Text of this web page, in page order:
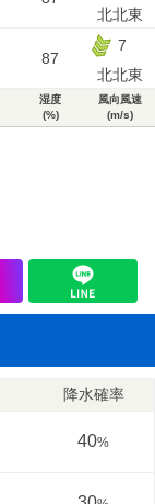
北北東
87
7
北北東
湿度
(%)
風向風速
(m/s)
降水確率
40%